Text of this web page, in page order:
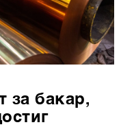
за бакар,